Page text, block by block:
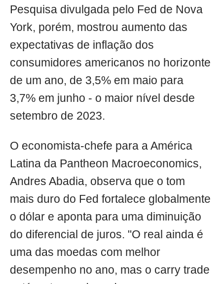
Pesquisa divulgada pelo Fed de Nova
York, porém, mostrou aumento das
expectativas de inflação dos
consumidores americanos no horizonte
de um ano, de 3,5% em maio para
3,7% em junho - o maior nível desde
setembro de 2023.
O economista-chefe para a América
Latina da Pantheon Macroeconomics,
Andres Abadia, observa que o tom
mais duro do Fed fortalece globalmente
o dólar e aponta para uma diminuição
do diferencial de juros. "O real ainda é
uma das moedas com melhor
desempenho no ano, mas o carry trade